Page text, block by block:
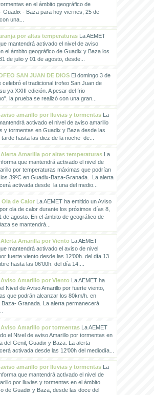
en el ámbito geográfico de
Guadix - Baza para hoy viernes, 25 de
una...
por altas temperaturasLa AEMET
mantendrá activado el nivel de aviso
el ámbito geográfico de Guadix y Baza los
de julio y 01 de agosto, desde...
SAN JUAN DE DIOSEl domingo 3 de
celebró el tradicional trofeo San Juan de
ya XXIII edición. A pesar del frio
la prueba se realizó con una gran...
amarillo por lluvias y tormentasLa
activado el nivel de aviso amarillo
y tormentas en Guadix y Baza desde las
hasta las diez de la noche de...
Amarilla por altas temperaturasLa
que mantendrá activado el nivel de
por temperaturas máximas que podrían
39ºC en Guadix-Baza-Granada. La alerta
activada desde la una del medio...
Ola de CalorLa AEMET ha emitido un Aviso
ola de calor durante los próximos días 8,
de agosto. En el ámbito de geográfico de
se mantendrá...
Amarilla por VientoLa AEMET
mantendrá activado el aviso de nivel
fuerte viento desde las 12'00h. del día 13
hasta las 06'00h. del día 14....
Amarillo por VientoLa AEMET ha
Nivel de Aviso Amarillo por fuerte viento,
que podrán alcanzar los 80km/h. en
Granada. La alerta permanecerá
Amarillo por tormentasLa AEMET
el Nivel de aviso Amarillo por tormentas en
del Genil, Guadix y Baza. La alerta
activada desde las 12'00h del mediodía...
amarillo por lluvias y tormentasLa
que mantendrá activado el nivel de
por lluvias y tormentas en el ámbito
de Guadix y Baza, desde las doce del